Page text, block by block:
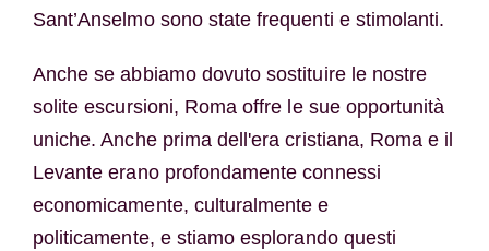
Sant’Anselmo sono state frequenti e stimolanti.
Anche se abbiamo dovuto sostituire le nostre
solite escursioni, Roma offre le sue opportunità
uniche. Anche prima dell'era cristiana, Roma e il
Levante erano profondamente connessi
economicamente, culturalmente e
politicamente, e stiamo esplorando questi